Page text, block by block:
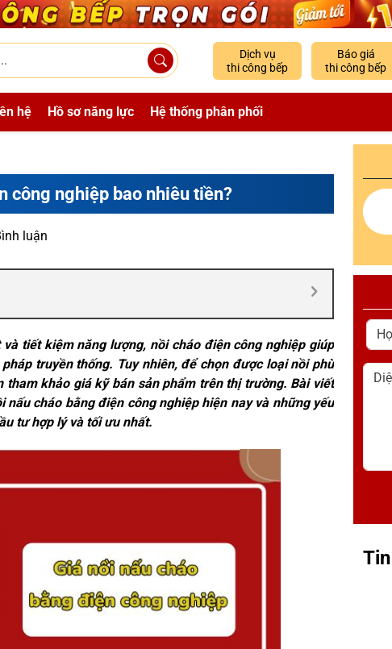
Dịch vụ
thi công bếp
Báo giá
thi công bếp
hệ Hồ sơ năng lực Hệ thống phân phối
công nghiệp bao nhiêu tiền?
luận
tiết kiệm năng lượng, nồi cháo điện công nghiệp giúp
truyền thống. Tuy nhiên, để chọn được loại nồi phù
khảo giá kỹ bán sản phẩm trên thị trường. Bài viết
cháo bằng điện công nghiệp hiện nay và những yếu
tư hợp lý và tối ưu nhất.
Họ
Diện